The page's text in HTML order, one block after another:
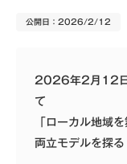
公開日：2026/2/12
2026年2月12日
て
「ローカル地域
両立モデルを探